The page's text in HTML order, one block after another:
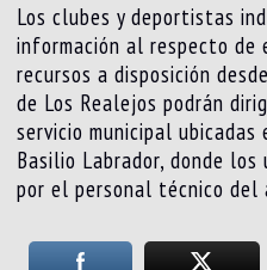
Los clubes y deportistas
información al respecto de
recursos a disposición
de Los Realejos podrán
servicio municipal
Basilio Labrador, donde
por el personal técnico del